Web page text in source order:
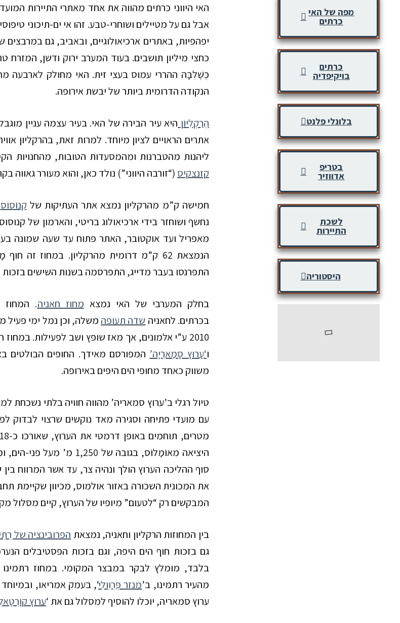
האי היווני כּרתים מהווה את אחד מאתרי התיירות
אבל גם על מטיילים ושוחרי-טבע. זהו אי ים-תיכוני
כחצי מיליון תושבים. בעוד המערב ירוק ודשן,
כְּשֶׁלִבָּה ההררי עמוס בעצי זית. האי מחולק לארבעה
הנקודה הדרומית ביותר של יבשת אירופה.
הֶרַקְלִיּוֹן היא עיר הבירה של האי. בעיר עצמה עניין
אתרים הראויים לציון מיוחד. למרות זאת, בהרקליון
ליהנות מהטברנות ומהמסעדות הטובות, מהחנויות
קזנצקיס (“זורבה היווני”) נולד כאן, והוא מעורר
חמישה ק”מ מהרקליון נמצא אתר העתיקות של קְנוֹסוֹס
נחשף ושוחזר בידי ארכיאולוג בריטי, והארמון של
מאפריל ועד אוקטובר, האתר פתוח עד שעה שמונה
הנמצאת 62 ק”מ דרומית מהרקליון. במחוז זה חוף
התפרנסו בעבר מדייג, התפרסמה בשנות השישים בזכות
בחלק המערבי של האי נמצא מחוז חאניה. המחוז
בכּרתים. לחאניה שדה תעופה משלה, וכן נמל ימי פעיל
2010 ע”י אלמונים, אך מאז שופץ ושב לפעילות.
ו‘עָרוּץ סָמַארְיָה’ המפורסם מאידך. החופים הבולטים
משווק כאחד מחופי הים היפים באירופה.
טיול רגלי ב’ערוץ סמאריה’ מהווה חוויה בלתי
עם מועדי פתיחה וסגירה מאד נוקשים שרצוי לבדוק
מטרים, תוחמים באופן דרמטי את הערוץ, שאורכו כ-18
היציאה מאוֹמַלוֹס, בגובה של 1,250 מ’ מעל פני-הים,
סוף ההליכה הערוץ הולך ונהיה צר, עד אשר המרווח
את המכונית השכורה באזור אולמוס, מכיוון שקיימת
המבקשים רק “לטעום” מיופיו של הערוץ, קיים מסלול
בין המחוזות הרקליון וחאניה, נמצאת הפרובינציה של
גם בזכות חוף הים היפה, וגם בזכות הפסטיבלים
בלבד, מומלץ לבקר במבצר המקומי. במחוז
מהעיר רתמינו, ב’מנזר פְּרֵוֵולִי‘, בעמק אמריאו,
ערוץ סמאריה, יוכלו להוסיף למסלול גם את ‘ערוץ
מפה של האי
כרתים
כרתים
בויקיפדיה
בלונלי פלנט
בטריפ
אדווזיר
לשכת
התיירות
היסטוריה